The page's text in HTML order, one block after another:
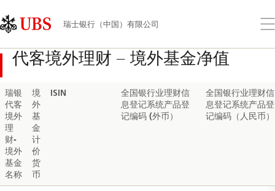
Links
Area
瑞士银行（中国）有限公司
打
菜
代客境外理财 – 境外基金净值
瑞银
代客
境外
理
财-
境外
基金
名称
境
外
基
金
计
价
货
币
ISIN
全国银行业理财信
息登记系统产品登
记编码 (外币）
全国银行业理财信
息登记系统产品登
记编码（人民币）